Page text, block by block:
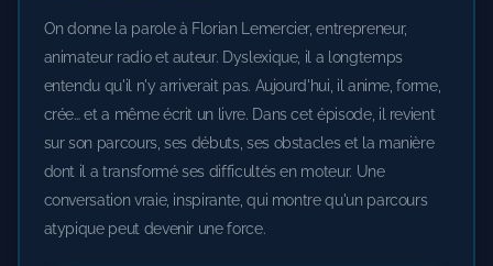
On donne la parole à Florian Lemercier, entrepreneur,
animateur radio et auteur. Dyslexique, il a longtemps
entendu qu'il n'y arriverait pas. Aujourd'hui, il anime, forme,
crée… et a même écrit un livre. Dans cet épisode, il revient
sur son parcours, ses débuts, ses obstacles et la manière
dont il a transformé ses difficultés en moteur. Une
conversation vraie, inspirante, qui montre qu'un parcours
atypique peut devenir une force.